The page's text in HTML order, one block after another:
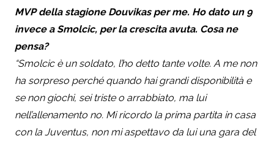
MVP della stagione Douvikas per me. Ho dato un 9
invece a Smolcic, per la crescita avuta. Cosa ne
pensa?
“Smolcic è un soldato, l’ho detto tante volte. A me non
ha sorpreso perché quando hai grandi disponibilità e
se non giochi, sei triste o arrabbiato, ma lui
nell’allenamento no. Mi ricordo la prima partita in casa
con la Juventus, non mi aspettavo da lui una gara del